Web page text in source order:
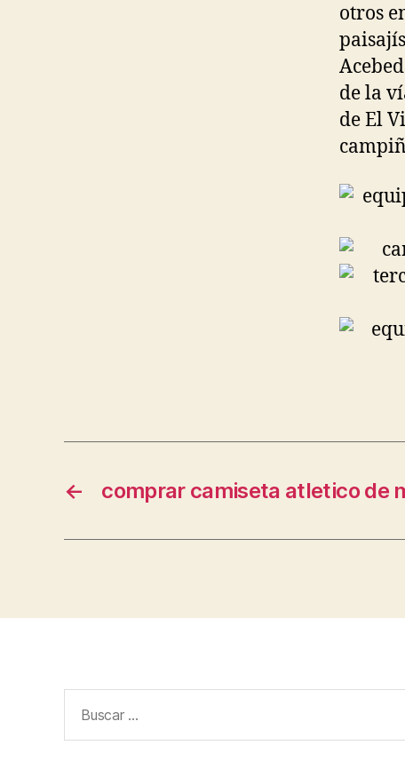
otros
de la
de El
← comprar camiseta atletico de